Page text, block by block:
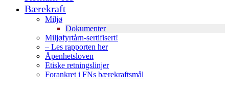
Bærekraft
Miljø
Dokumenter
Miljøfyrtårn-sertifisert!
– Les rapporten her
Åpenhetsloven
Etiske retningslinjer
Forankret i FNs bærekraftsmål